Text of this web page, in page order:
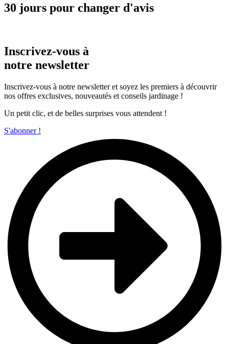
30 jours pour changer d'avis
Inscrivez-vous à
notre newsletter
Inscrivez-vous à notre newsletter et soyez les premiers à découvrir
nos offres exclusives, nouveautés et conseils jardinage !
Un petit clic, et de belles surprises vous attendent !
S'abonner !